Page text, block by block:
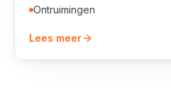
Ontruimingen
Lees meer